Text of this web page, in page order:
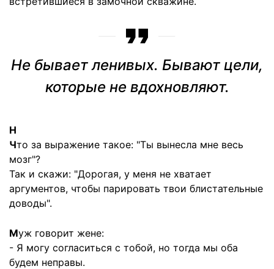
Не бывает ленивых. Бывают цели,
которые не вдохновляют.
Н
Что за выражение такое: "Ты вынесла мне весь
мозг"?
Так и скажи: "Дорогая, у меня не хватает
аргументов, чтобы парировать твои блистательные
доводы".
Муж говорит жене:
- Я могу согласиться с тобой, но тогда мы оба
будем неправы.